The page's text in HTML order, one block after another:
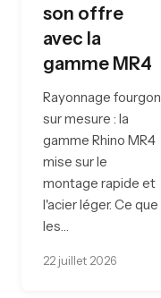
son offre
avec la
gamme MR4
Rayonnage fourgon
sur mesure : la
gamme Rhino MR4
mise sur le
montage rapide et
l'acier léger. Ce que
les…
22 juillet 2026